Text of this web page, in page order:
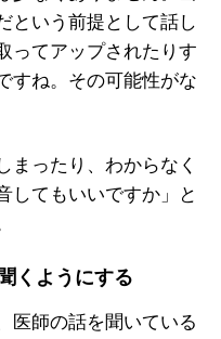
という前提として話し
ってアップされたりす
すね。その可能性がな
まったり、わからなく
してもいいですか」と
くようにする
医師の話を聞いている